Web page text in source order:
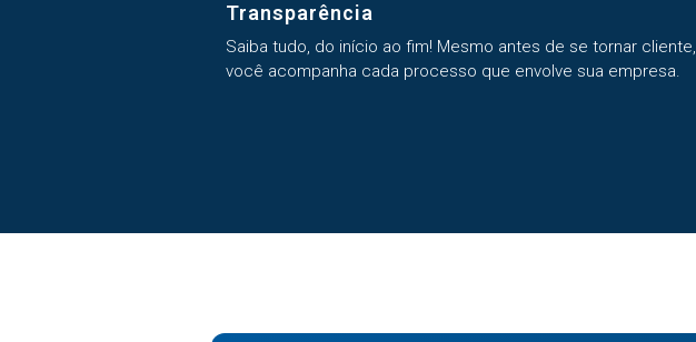
Transparência
Saiba tudo, do início ao fim! Mesmo antes de se tornar cliente,
você acompanha cada processo que envolve sua empresa.